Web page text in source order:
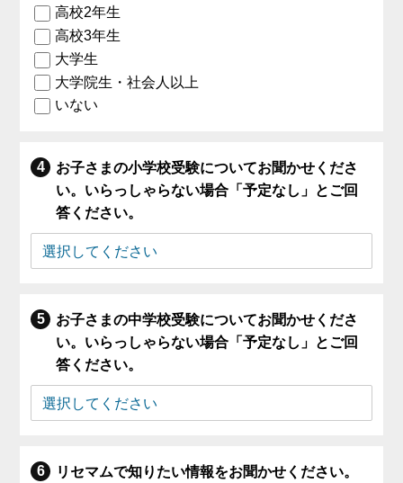
高校2年生
高校3年生
大学生
大学院生・社会人以上
いない
お子さまの小学校受験についてお聞かせくださ
い。いらっしゃらない場合「予定なし」とご回
答ください。
お子さまの中学校受験についてお聞かせくださ
い。いらっしゃらない場合「予定なし」とご回
答ください。
リセマムで知りたい情報をお聞かせください。